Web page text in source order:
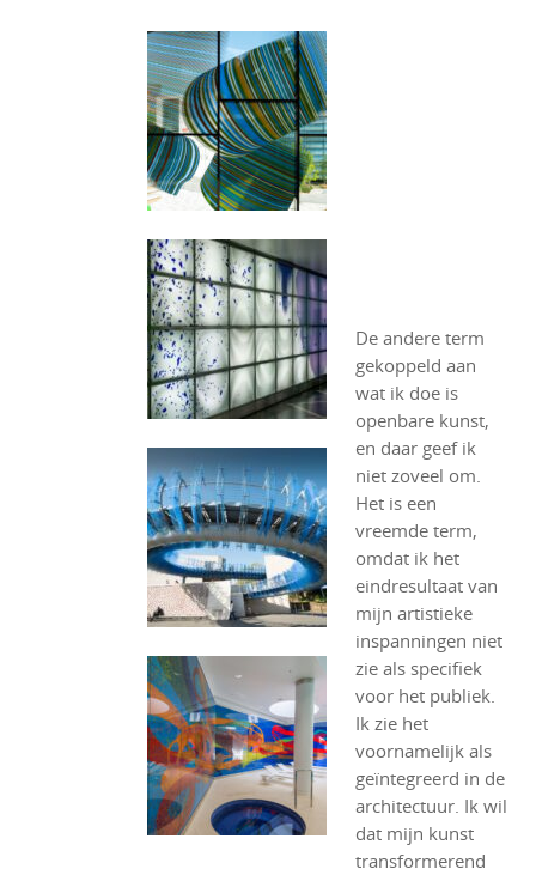
De andere term
gekoppeld aan
wat ik doe is
openbare kunst,
en daar geef ik
niet zoveel om.
Het is een
vreemde term,
omdat ik het
eindresultaat van
mijn artistieke
inspanningen niet
zie als specifiek
voor het publiek.
Ik zie het
voornamelijk als
geïntegreerd in de
architectuur. Ik wil
dat mijn kunst
transformerend